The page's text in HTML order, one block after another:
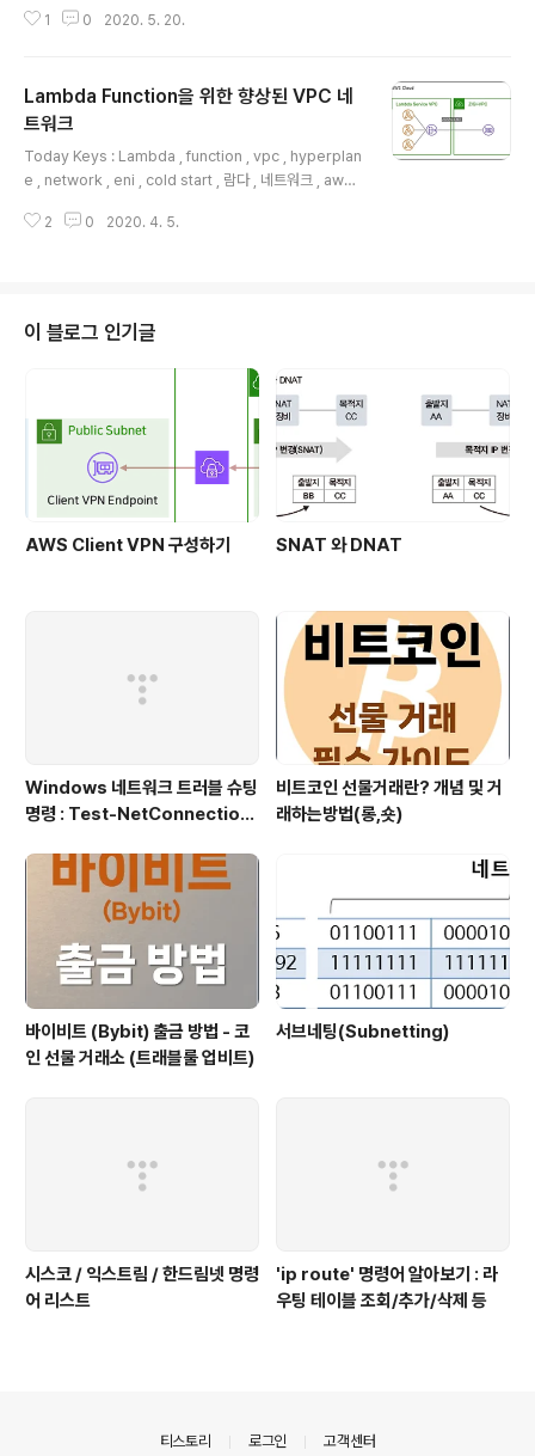
페어 방식이 아닌 Password 방식으로 접근할 수 있도록
Authentication을 Yes로 바꿔야 합니다. 기본 설정 값은
아래의 그림처럼 no가 활성화 되어 있고, yes가 주석처리
o라는 설정이 활성화 된 것을 다음과 같이 주석처리하고 y
es 설정의 주석을 제거합니다. 설정 변경 후, ..
1 0 2020. 5. 20.
Lambda Function을 위한 향상된 VPC 네
트워크
Today Keys : Lambda , function , vpc , hyperplan
e , network , eni , cold start , 람다 , 네트워크 , aws ,
위한 향상된 VPC 네트워크에 대한 내용입니다. 이미 AW
fault system-managed) 내에서 실행 ▪ Lambda를
이용해서 VPC 내에 액세스가 가능하도록 Lambda를 VP
C에 연결 할 수 있음. ▪ Lambda가 VPC 내에 접근하기
위해서 Lambda가 VPC로 접근할 수 ..
2 0 2020. 4. 5.
이 블로그 인기글
AWS Client VPN 구성하기 SNAT 와 DNAT
Windows 네트워크 트러블 슈팅
명령 : Test-NetConnection
비트코인 선물거래란? 개념 및 거
래하는방법(롱,숏)
바이비트 (Bybit) 출금 방법 - 코
인 선물 거래소 (트래블룰 업비트)
서브네팅(Subnetting)
시스코 / 익스트림 / 한드림넷 명령
어 리스트
'ip route' 명령어 알아보기 : 라
우팅 테이블 조회/추가/삭제 등
티스토리 로그인 고객센터